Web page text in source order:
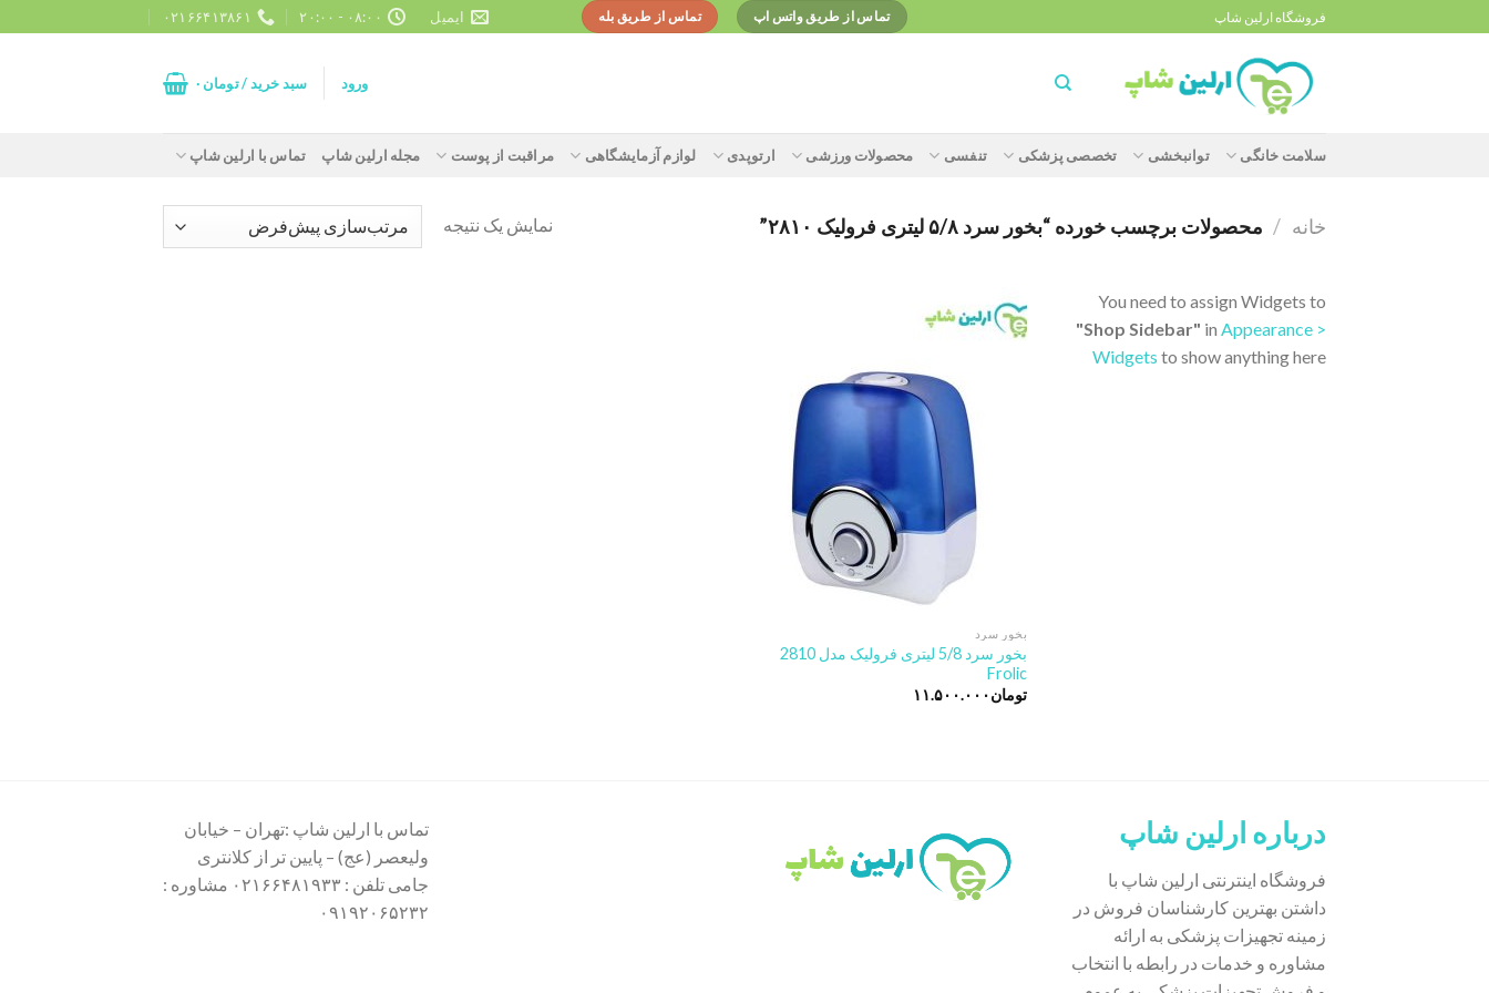
to
فروشگاه ارلین شاپ تماس از طریق واتس اپ تماس از طریق بله ایمیل ۰۸:۰۰ - ۲۰:۰۰ ۰۲۱۶۶۴۱۳۸۶۱
ورود سبد خرید /تومان ۰
سلامت خانگی توانبخشی تخصصی پزشکی تنفسی محصولات ورزشی ارتوپدی لوازم آزمایشگاهی مراقبت از پوست مجله ارلین شاپ تماس با ارلین شاپ
خانه / محصولات برچسب خورده “بخور سرد ۵/۸ لیتری فرولیک ۲۸۱۰” نمایش یک نتیجه
You need to assign Widgets to
"Shop Sidebar" in Appearance >
Widgets to show anything here
بخور سرد
بخور سرد 5/8 لیتری فرولیک مدل 2810
Frolic
تومان۱۱.۵۰۰.۰۰۰
درباره ارلین شاپ
فروشگاه اینترنتی ارلین شاپ با
داشتن بهترین کارشناسان فروش در
زمینه تجهیزات پزشکی به ارائه
مشاوره و خدمات در رابطه با انتخاب
تماس با ارلین شاپ :تهران – خیابان
ولیعصر (عج) – پایین تر از کلانتری
جامی تلفن : ۰۲۱۶۶۴۸۱۹۳۳ مشاوره :
۰۹۱۹۲۰۶۵۲۳۲